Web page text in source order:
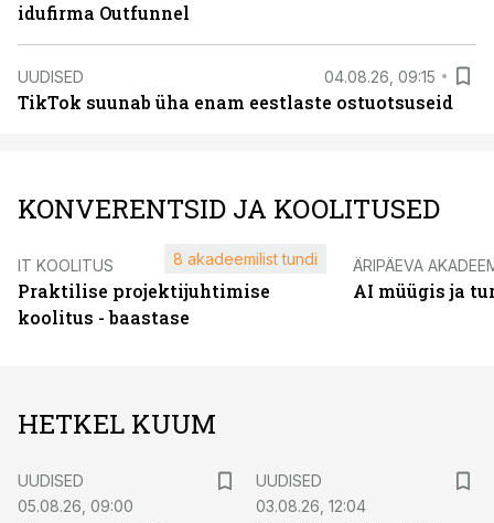
idufirma Outfunnel
UUDISED 04.08.26, 09:15
TikTok suunab üha enam eestlaste ostuotsuseid
KONVERENTSID JA KOOLITUSED
IT KOOLITUS
Praktilise projektijuhtimise
koolitus - baastase
8 akadeemilist tundi ÄRIPÄEVA
AI müügis ja
HETKEL KUUM
UUDISED
05.08.26, 09:00
UUDISED
03.08.26, 12:04